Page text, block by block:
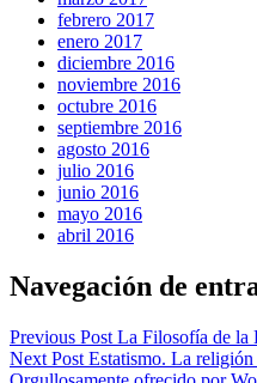
febrero 2017
enero 2017
diciembre 2016
noviembre 2016
octubre 2016
septiembre 2016
agosto 2016
julio 2016
junio 2016
mayo 2016
abril 2016
Navegación de
Previous Post La Filosofía de la
Next Post Estatismo. La religión